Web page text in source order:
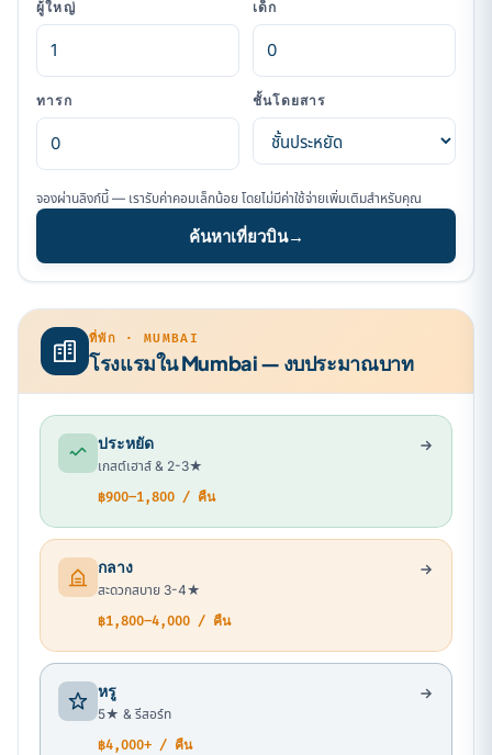
ผู้ใหญ่ เด็ก
ทารก ชั้นโดยสาร
จองผ่านลิงก์นี้ — เรารับค่าคอมเล็กน้อย โดยไม่มีค่าใช้จ่ายเพิ่มเติมสำหรับคุณ
ค้นหาเที่ยวบิน→
ที่พัก · MUMBAI
โรงแรมใน Mumbai — งบประมาณบาท
ประหยัด
เกสต์เฮาส์ & 2-3★
฿900–1,800 / คืน
กลาง
สะดวกสบาย 3-4★
฿1,800–4,000 / คืน
หรู
5★ & รีสอร์ท
฿4,000+ / คืน